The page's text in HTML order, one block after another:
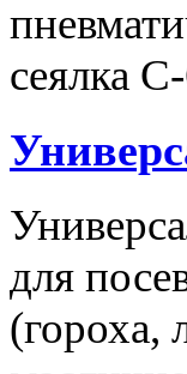
для
(гороха,